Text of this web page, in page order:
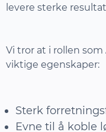
levere sterke
Vi tror at i rollen
viktige egenskaper:
Sterk
Evne til å koble